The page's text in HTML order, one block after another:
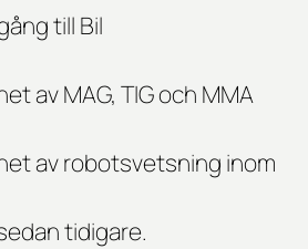
till Bil
av MAG, TIG och MMA
av robotsvetsning inom
tidigare.